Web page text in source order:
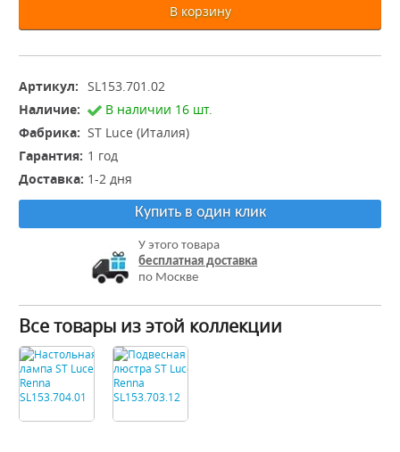
В корзину
Артикул: SL153.701.02
Наличие:
В наличии 16 шт.
Фабрика: ST Luce (Италия)
Гарантия: 1 год
Доставка: 1-2 дня
Купить в один клик
У этого товара
бесплатная доставка
по Москве
Все товары из этой коллекции